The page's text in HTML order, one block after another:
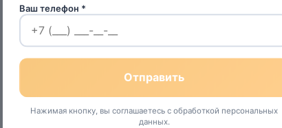
Ваш телефон *
Нажимая кнопку, вы соглашаетесь с обработкой персональных
данных.